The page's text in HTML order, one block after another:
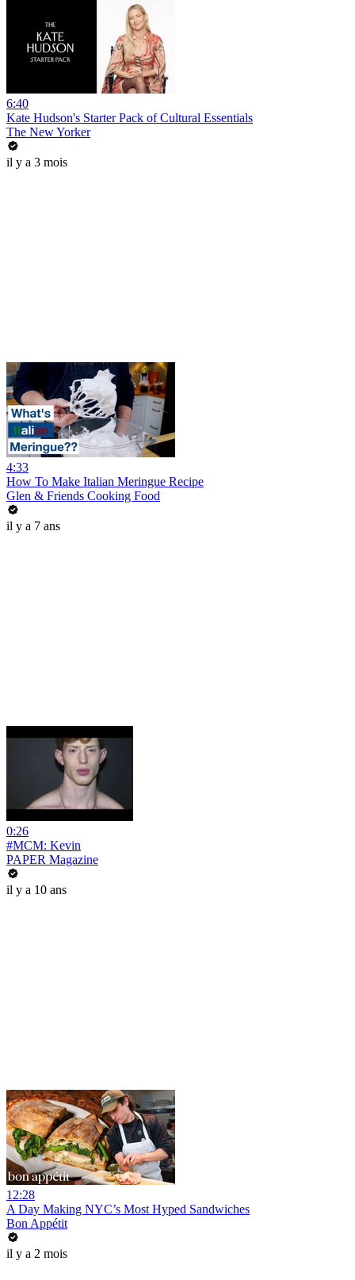
6:40
Kate Hudson's Starter Pack of Cultural Essentials
The New Yorker
il y a 3 mois
4:33
How To Make Italian Meringue Recipe
Glen & Friends Cooking Food
il y a 7 ans
0:26
#MCM: Kevin
PAPER Magazine
il y a 10 ans
12:28
A Day Making NYC’s Most Hyped Sandwiches
Bon Appétit
il y a 2 mois